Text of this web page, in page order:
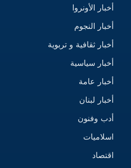
أخبار الأونروا
أخبار النجوم
أخبار ثقافية و تربوية
أخبار سياسية
أخبار عامة
أخبار لبنان
أدب وفنون
اسلاميات
اقتصاد